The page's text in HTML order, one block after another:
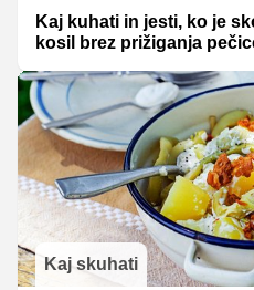
Kaj kuhati in jesti, ko je
kosil brez prižiganja
Kaj skuhati